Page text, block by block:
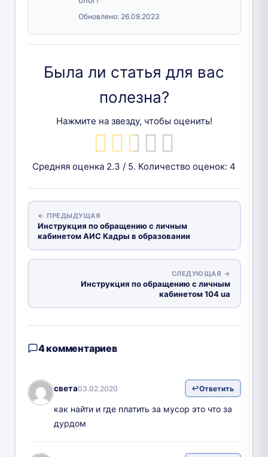
Обновлено: 26.09.2023
Была ли статья для вас
полезна?
Нажмите на звезду, чтобы оценить!
Средняя оценка 2.3 / 5. Количество оценок: 4
← ПРЕДЫДУЩАЯ
Инструкция по обращению с личным
кабинетом АИС Кадры в образовании
СЛЕДУЮЩАЯ →
Инструкция по обращению с личным
кабинетом 104 ua
4 комментариев
света03.02.2020 Ответить
как найти и где платить за мусор это что за
дурдом